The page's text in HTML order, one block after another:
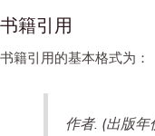
书籍引用
书籍引用的基本格式为：
作者. (出版年